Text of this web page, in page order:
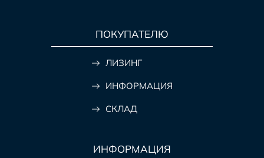
ПОКУПАТЕЛЮ
ЛИЗИНГ
ИНФОРМАЦИЯ
СКЛАД
ИНФОРМАЦИЯ